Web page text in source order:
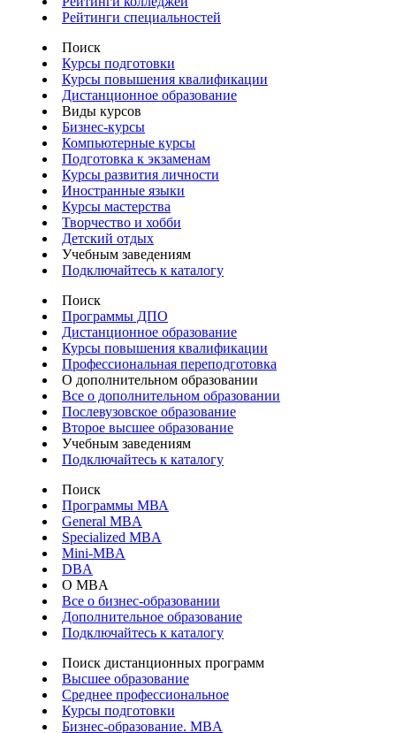
Рейтинги специальностей
Поиск
Курсы подготовки
Курсы повышения квалификации
Дистанционное образование
Виды курсов
Бизнес-курсы
Компьютерные курсы
Подготовка к экзаменам
Курсы развития личности
Иностранные языки
Курсы мастерства
Творчество и хобби
Детский отдых
Учебным заведениям
Подключайтесь к каталогу
Поиск
Программы ДПО
Дистанционное образование
Курсы повышения квалификации
Профессиональная переподготовка
О дополнительном образовании
Все о дополнительном образовании
Послевузовское образование
Второе высшее образование
Учебным заведениям
Подключайтесь к каталогу
Поиск
Программы МВА
General MBA
Specialized MBA
Mini-MBA
DBA
О MBA
Все о бизнес-образовании
Дополнительное образование
Подключайтесь к каталогу
Поиск дистанционных программ
Высшее образование
Среднее профессиональное
Курсы подготовки
Бизнес-образование. MBA